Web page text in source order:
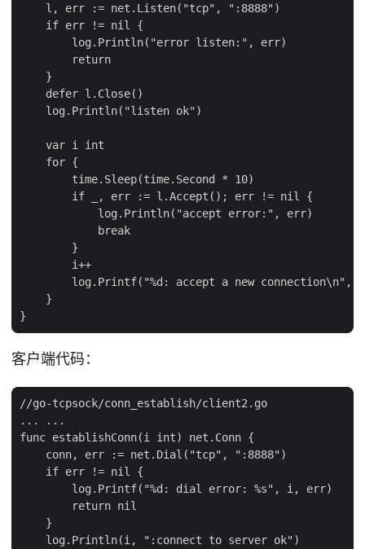
    l, err := net.Listen("tcp", ":8888")
    if err != nil {
        log.Println("error listen:", err)
        return
    }
    defer l.Close()
    log.Println("listen ok")
    var i int
    for {
        time.Sleep(time.Second * 10)
        if _, err := l.Accept(); err != nil {
            log.Println("accept error:", err)
            break
        }
        i++
log.Printf("%d: accept a new connection\n",
    }
客户端代码：
//go-tcpsock/conn_establish/client2.go
... ...
func establishConn(i int) net.Conn {
    conn, err := net.Dial("tcp", ":8888")
    if err != nil {
        log.Printf("%d: dial error: %s", i, err)
        return nil
    }
    log.Println(i, ":connect to server ok")